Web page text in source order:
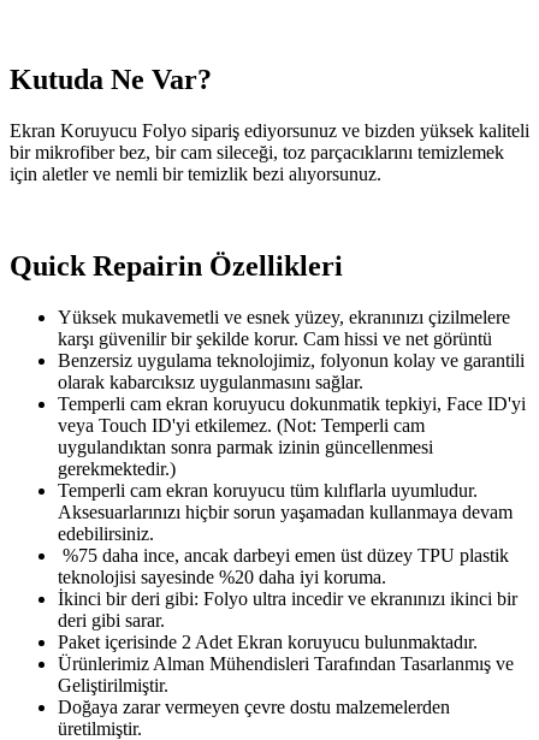
Kutuda Ne Var?
Ekran Koruyucu Folyo sipariş ediyorsunuz ve bizden yüksek kaliteli
bir mikrofiber bez, bir cam sileceği, toz parçacıklarını temizlemek
için aletler ve nemli bir temizlik bezi alıyorsunuz.
Quick Repairin Özellikleri
Yüksek mukavemetli ve esnek yüzey, ekranınızı çizilmelere
karşı güvenilir bir şekilde korur. Cam hissi ve net görüntü
Benzersiz uygulama teknolojimiz, folyonun kolay ve garantili
olarak kabarcıksız uygulanmasını sağlar.
Temperli cam ekran koruyucu dokunmatik tepkiyi, Face ID'yi
veya Touch ID'yi etkilemez. (Not: Temperli cam
uygulandıktan sonra parmak izinin güncellenmesi
gerekmektedir.)
Temperli cam ekran koruyucu tüm kılıflarla uyumludur.
Aksesuarlarınızı hiçbir sorun yaşamadan kullanmaya devam
edebilirsiniz.
%75 daha ince, ancak darbeyi emen üst düzey TPU plastik
teknolojisi sayesinde %20 daha iyi koruma.
İkinci bir deri gibi: Folyo ultra incedir ve ekranınızı ikinci bir
deri gibi sarar.
Paket içerisinde 2 Adet Ekran koruyucu bulunmaktadır.
Ürünlerimiz Alman Mühendisleri Tarafından Tasarlanmış ve
Geliştirilmiştir.
Doğaya zarar vermeyen çevre dostu malzemelerden
üretilmiştir.